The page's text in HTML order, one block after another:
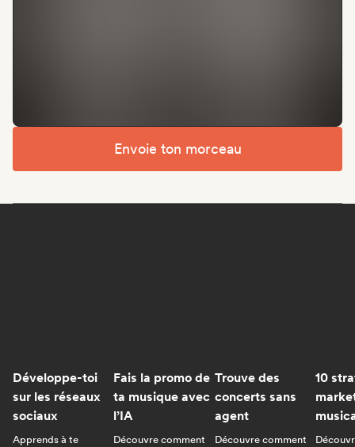
Envoie ton morceau
Développe-toi
sur les réseaux
sociaux
Apprends à te
Fais la promo de
ta musique avec
l’IA
Découvre comment
Trouve des
concerts sans
agent
Découvre comment
10